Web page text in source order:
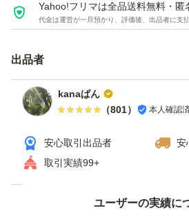
Yahoo!フリマは全品送料無料・匿
代金は運営が一旦預かり、評価後、出品者に支
出品者
kanaぱん
（801） 本人確認
安心取引出品者
安
取引実績99+
ユーザーの実績に
価格の相談